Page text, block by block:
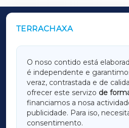
TERRACHAXA
O noso contido está
é independente e
veraz, contrastada e de
ofrecer este servizo de
financiamos a nosa
publicidade. Para iso,
consentimento.
OUTROS PERIÓDICOS
LUGOXA